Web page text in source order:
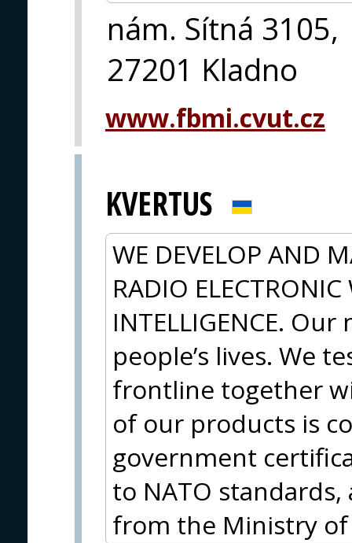
nám. Sítná 3105,
27201 Kladno
www.fbmi.cvut.cz
KVERTUS
WE DEVELOP AND
RADIO
INTELLIGENCE.
people’s lives. We
frontline together
of our products is
government
to NATO
from the Ministry of